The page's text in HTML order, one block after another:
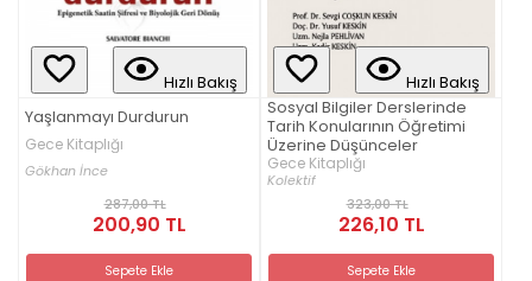
Hızlı Bakış
Yaşlanmayı Durdurun
Gece Kitaplığı
Gökhan İnce
287,00 TL
200,90 TL
Sepete Ekle
Hızlı Bakış
Sosyal Bilgiler Derslerinde
Tarih Konularının Öğretimi
Üzerine Düşünceler
Gece Kitaplığı
Kolektif
323,00 TL
226,10 TL
Sepete Ekle